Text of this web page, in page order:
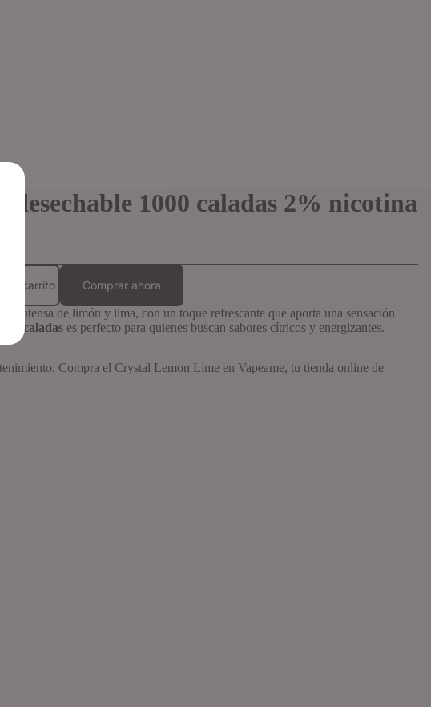
1000 caladas 2% nicotina
al carrito Comprar ahora
intensa de limón y lima, con un toque refrescante que aporta una sensación
caladas es perfecto para quienes buscan sabores cítricos y energizantes.
Compra el Crystal Lemon Lime en Vapeame, tu tienda online de